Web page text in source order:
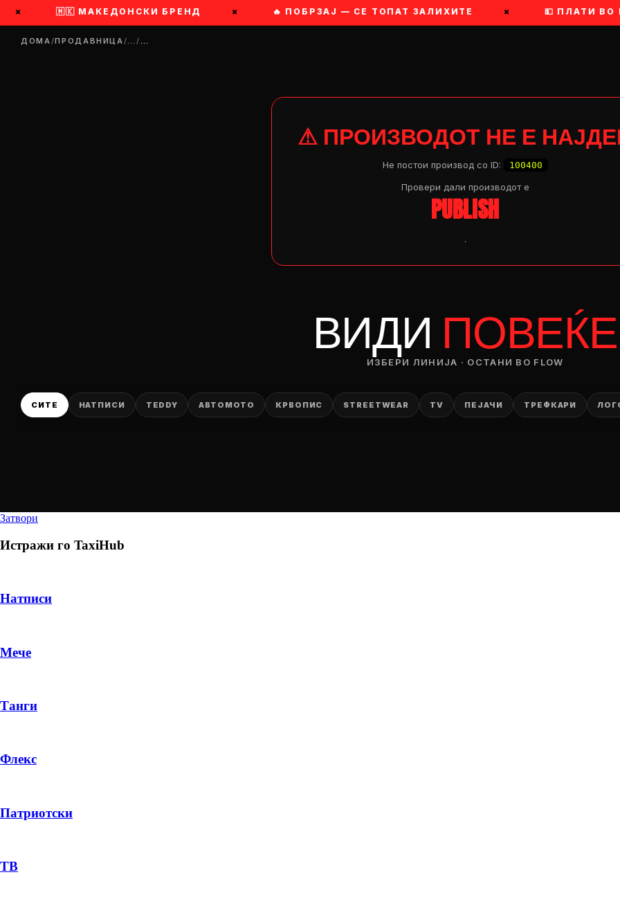
🇲🇰 МАКЕДОНСКИ БРЕНД 🔥 ПОБРЗАЈ — СЕ ТОПАТ ЗАЛИХИТЕ 💵 ПЛАТИ ВО
ДОМА/ПРОДАВНИЦА/…/…
⚠ ПРОИЗВОДОТ НЕ Е
Не постои производ со ID: 100400
Провери дали производот e
PUBLISH
.
ВИДИ ПОВЕЌЕ
ИЗБЕРИ ЛИНИЈА · ОСТАНИ ВО FLOW
СИТЕ НАТПИСИ TEDDY АВТОМОТО КРВОПИС STREETWEAR TV ПЕЈАЧИ ТРЕФКАРИ
Затвори
Истражи го TaxiHub
Натписи
Мече
Танги
Флекс
Патриотски
ТВ